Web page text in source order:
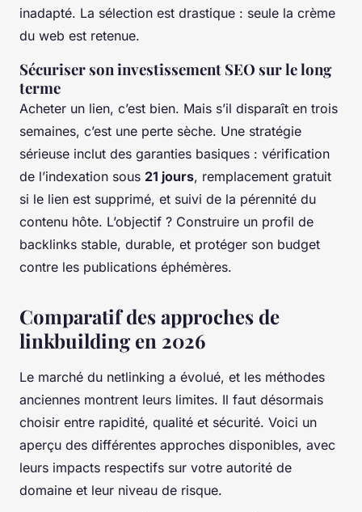
inadapté. La sélection est drastique : seule la crème
du web est retenue.
Sécuriser son investissement SEO sur le long
terme
Acheter un lien, c’est bien. Mais s’il disparaît en trois
semaines, c’est une perte sèche. Une stratégie
sérieuse inclut des garanties basiques : vérification
de l’indexation sous 21 jours, remplacement gratuit
si le lien est supprimé, et suivi de la pérennité du
contenu hôte. L’objectif ? Construire un profil de
backlinks stable, durable, et protéger son budget
contre les publications éphémères.
Comparatif des approches de
linkbuilding en 2026
Le marché du netlinking a évolué, et les méthodes
anciennes montrent leurs limites. Il faut désormais
choisir entre rapidité, qualité et sécurité. Voici un
aperçu des différentes approches disponibles, avec
leurs impacts respectifs sur votre autorité de
domaine et leur niveau de risque.